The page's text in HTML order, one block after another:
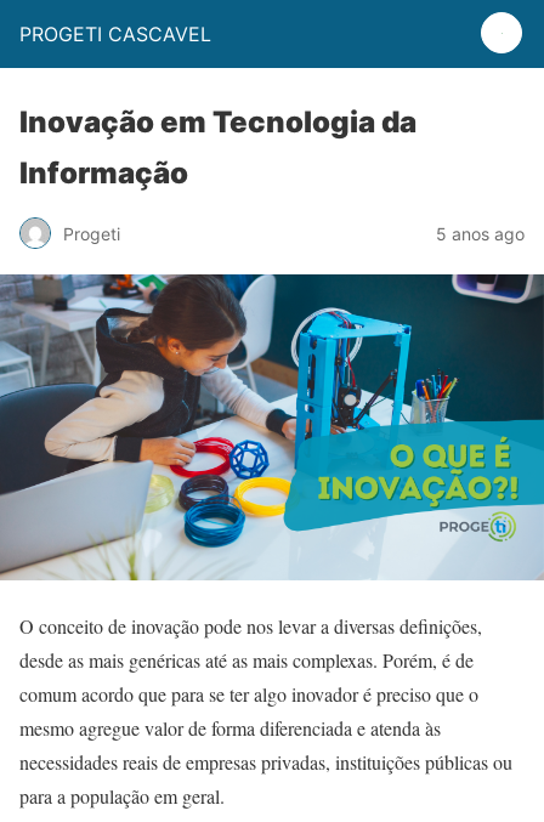
PROGETI CASCAVEL
Inovação em Tecnologia da
Informação
Progeti 5 anos ago
O conceito de inovação pode nos levar a diversas definições,
desde as mais genéricas até as mais complexas. Porém, é de
comum acordo que para se ter algo inovador é preciso que o
mesmo agregue valor de forma diferenciada e atenda às
necessidades reais de empresas privadas, instituições públicas ou
para a população em geral.